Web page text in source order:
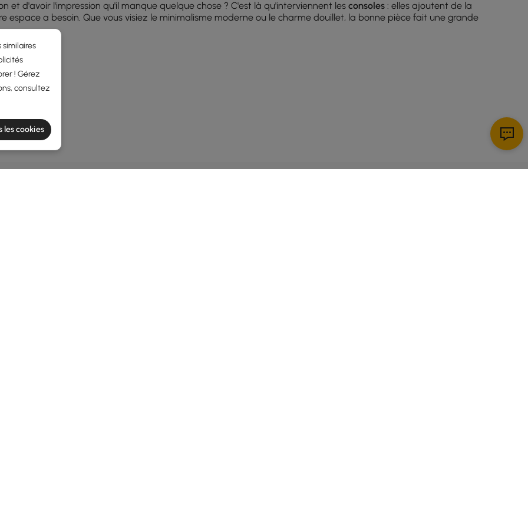
et d'avoir l'impression qu'il manque quelque chose ? C'est là qu'interviennent les consoles : elles ajoutent de la
a besoin. Que vous visiez le minimalisme moderne ou le charme douillet, la bonne pièce fait une grande
de nombreux espaces de votre maison. Voici où elles brillent :
votre fourre-tout pour les clés, les sacs et le courrier, gardant le chaos à distance juste à côté de la porte
! Gérez
consultez
les cookies